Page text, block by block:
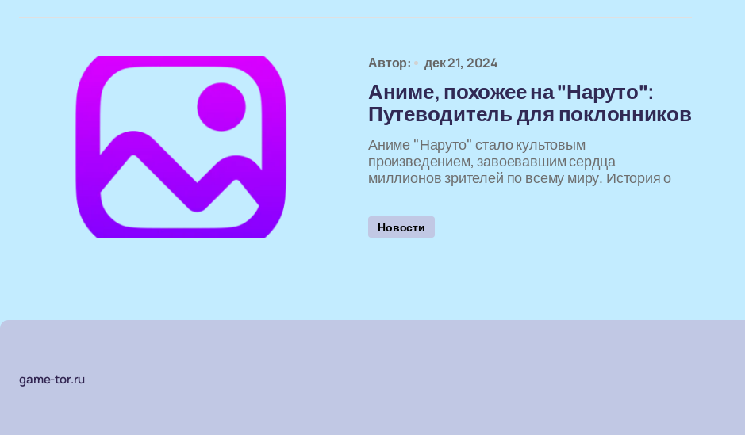
Автор: дек 21, 2024
Аниме, похожее на "Наруто":
Путеводитель для поклонников
Аниме "Наруто" стало культовым
произведением, завоевавшим сердца
миллионов зрителей по всему миру. История о
Новости
game-tor.ru